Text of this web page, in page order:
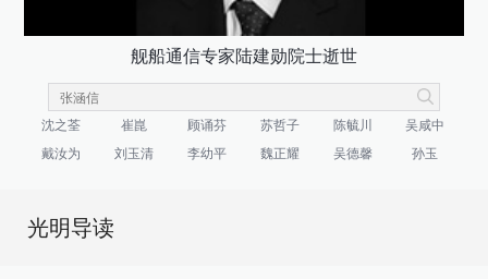
舰船通信专家陆建勋院士逝世
沈之荃 崔崑 顾诵芬 苏哲子 陈毓川
吴咸中
戴汝为
刘玉清 李幼平 魏正耀 吴德馨 孙玉
光明导读